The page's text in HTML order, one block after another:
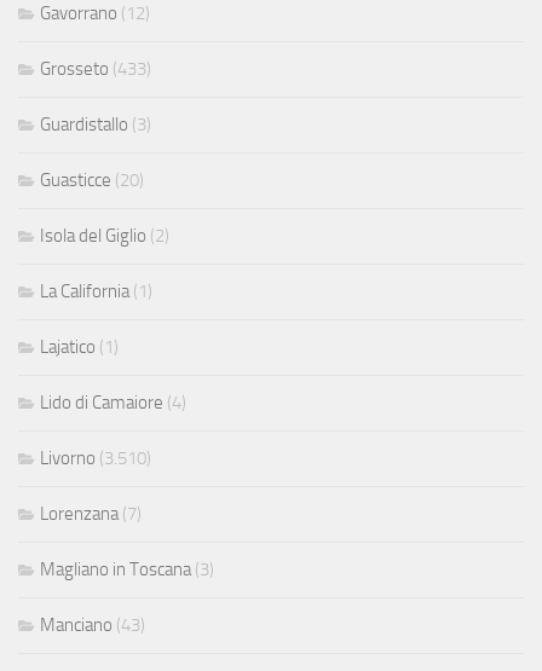
Gavorrano (12)
Grosseto (433)
Guardistallo (3)
Guasticce (20)
Isola del Giglio (2)
La California (1)
Lajatico (1)
Lido di Camaiore (4)
Livorno (3.510)
Lorenzana (7)
Magliano in Toscana (3)
Manciano (43)